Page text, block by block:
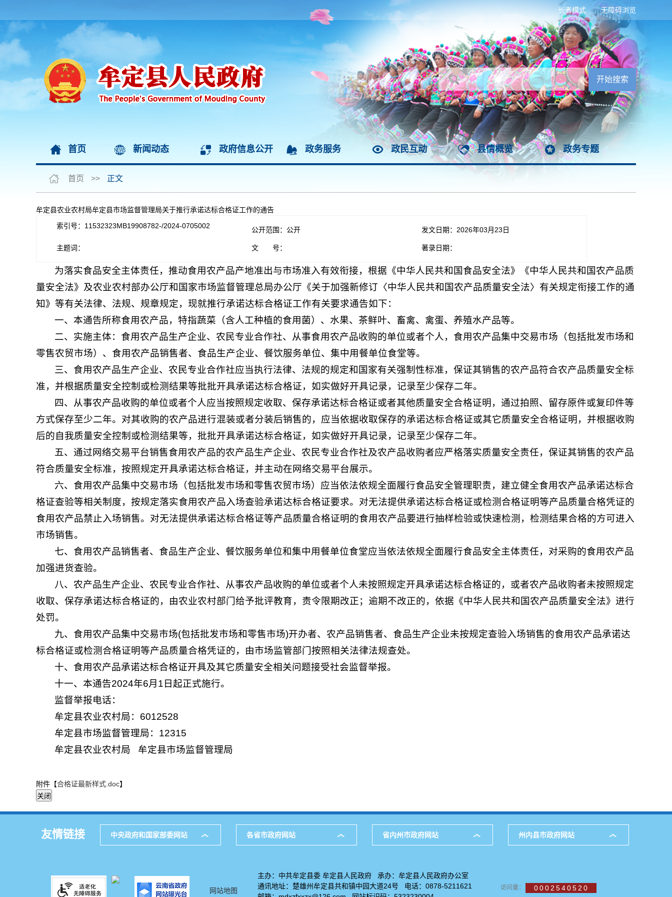
无障碍浏览
长者模式
首页 新闻动态 政府信息公开 政务服务 政民互动 县情概览 政务专题
首页 >> 正文
牟定县农业农村局牟定县市场监督管理局关于推行承诺达标合格证工作的通告
索引号：11532323MB19908782-/2024-0705002
公开范围：公开 发文日期：2026年03月23日
主题词： 文 号： 著录日期：
为落实食品安全主体责任，推动食用农产品产地准出与市场准入有效衔接，根据《中华人民共和国食品安全法》《中华人民共和国农产品质
量安全法》及农业农村部办公厅和国家市场监督管理总局办公厅《关于加强新修订〈中华人民共和国农产品质量安全法〉有关规定衔接工作的通
知》等有关法律、法规、规章规定，现就推行承诺达标合格证工作有关要求通告如下：
一、本通告所称食用农产品，特指蔬菜（含人工种植的食用菌）、水果、茶鲜叶、畜禽、禽蛋、养殖水产品等。
二、实施主体：食用农产品生产企业、农民专业合作社、从事食用农产品收购的单位或者个人，食用农产品集中交易市场（包括批发市场和
零售农贸市场）、食用农产品销售者、食品生产企业、餐饮服务单位、集中用餐单位食堂等。
三、食用农产品生产企业、农民专业合作社应当执行法律、法规的规定和国家有关强制性标准，保证其销售的农产品符合农产品质量安全标
准，并根据质量安全控制或检测结果等批批开具承诺达标合格证，如实做好开具记录，记录至少保存二年。
四、从事农产品收购的单位或者个人应当按照规定收取、保存承诺达标合格证或者其他质量安全合格证明，通过拍照、留存原件或复印件等
方式保存至少二年。对其收购的农产品进行混装或者分装后销售的，应当依据收取保存的承诺达标合格证或其它质量安全合格证明，并根据收购
后的自我质量安全控制或检测结果等，批批开具承诺达标合格证，如实做好开具记录，记录至少保存二年。
五、通过网络交易平台销售食用农产品的农产品生产企业、农民专业合作社及农产品收购者应严格落实质量安全责任，保证其销售的农产品
符合质量安全标准，按照规定开具承诺达标合格证，并主动在网络交易平台展示。
六、食用农产品集中交易市场（包括批发市场和零售农贸市场）应当依法依规全面履行食品安全管理职责，建立健全食用农产品承诺达标合
格证查验等相关制度，按规定落实食用农产品入场查验承诺达标合格证要求。对无法提供承诺达标合格证或检测合格证明等产品质量合格凭证的
食用农产品禁止入场销售。对无法提供承诺达标合格证等产品质量合格证明的食用农产品要进行抽样检验或快速检测，检测结果合格的方可进入
市场销售。
七、食用农产品销售者、食品生产企业、餐饮服务单位和集中用餐单位食堂应当依法依规全面履行食品安全主体责任，对采购的食用农产品
加强进货查验。
八、农产品生产企业、农民专业合作社、从事农产品收购的单位或者个人未按照规定开具承诺达标合格证的，或者农产品收购者未按照规定
收取、保存承诺达标合格证的，由农业农村部门给予批评教育，责令限期改正；逾期不改正的，依据《中华人民共和国农产品质量安全法》进行
处罚。
九、食用农产品集中交易市场(包括批发市场和零售市场)开办者、农产品销售者、食品生产企业未按规定查验入场销售的食用农产品承诺达
标合格证或检测合格证明等产品质量合格凭证的，由市场监管部门按照相关法律法规查处。
十、食用农产品承诺达标合格证开具及其它质量安全相关问题接受社会监督举报。
十一、本通告2024年6月1日起正式施行。
监督举报电话：
牟定县农业农村局：6012528
牟定县市场监督管理局：12315
牟定县农业农村局 牟定县市场监督管理局
附件【合格证最新样式.doc】
友情链接 中央政府和国家部委网站 各省市政府网站 省内州市政府网站 州内县市政府网站
网站地图
主办：中共牟定县委 牟定县人民政府 承办：牟定县人民政府办公室
通讯地址：楚雄州牟定县共和镇中园大道24号 电话：0878-5211621
访问量： 0002540520